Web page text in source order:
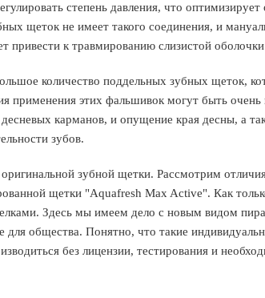
степень давления, что
щеток не имеет такого соединения, и
привести к травмированию слизистой
количество поддельных зубных щеток,
применения этих фальшивок могут быть очень
карманов, и опущение края десны, а
зубов.
зубной щетки. Рассмотрим
щетки "Aquafresh Max Active". Как
Здесь мы имеем дело с новым видом
для общества. Понятно, что такие
без лицензии, тестирования и